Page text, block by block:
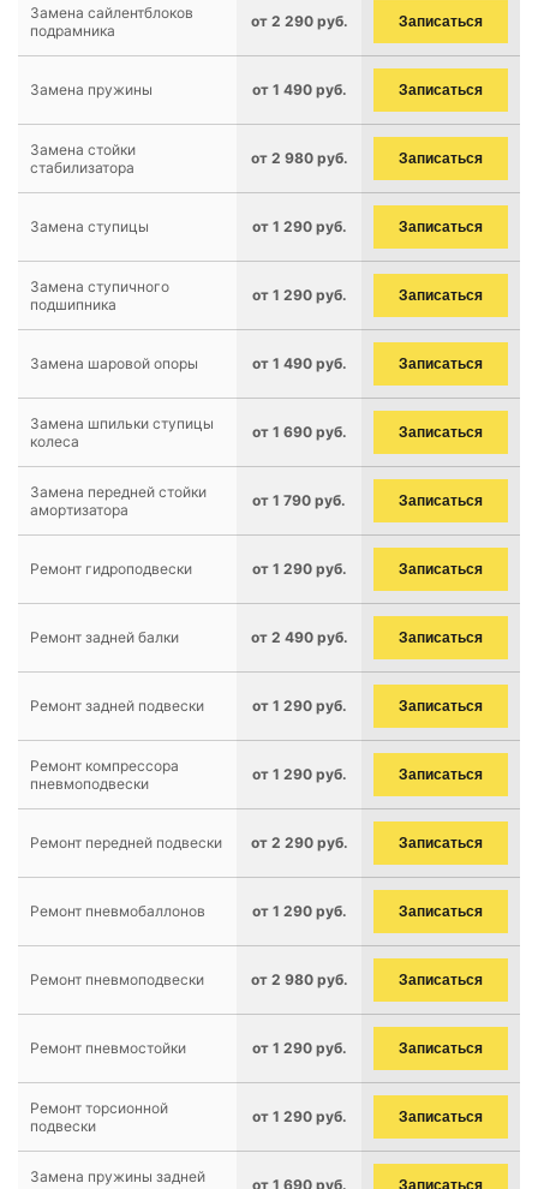
Замена сайлентблоков
подрамника
от 2 290 руб. Записаться
Замена пружины от 1 490 руб. Записаться
Замена стойки
стабилизатора
от 2 980 руб. Записаться
Замена ступицы от 1 290 руб. Записаться
Замена ступичного
подшипника
от 1 290 руб. Записаться
Замена шаровой опоры от 1 490 руб. Записаться
Замена шпильки ступицы
колеса
от 1 690 руб. Записаться
Замена передней стойки
амортизатора
от 1 790 руб. Записаться
Ремонт гидроподвески от 1 290 руб. Записаться
Ремонт задней балки от 2 490 руб. Записаться
Ремонт задней подвески от 1 290 руб. Записаться
Ремонт компрессора
пневмоподвески
от 1 290 руб. Записаться
Ремонт передней подвески от 2 290 руб. Записаться
Ремонт пневмобаллонов от 1 290 руб. Записаться
Ремонт пневмоподвески от 2 980 руб. Записаться
Ремонт пневмостойки от 1 290 руб. Записаться
Ремонт торсионной
подвески
от 1 290 руб. Записаться
Замена пружины задней
от 1 690 руб. Записаться